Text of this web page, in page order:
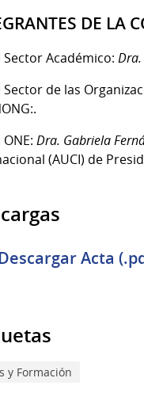
DE LA
Sector Académico:
Sector de las
Dra. Gabriela
(AUCI) de
Acta
y Formación